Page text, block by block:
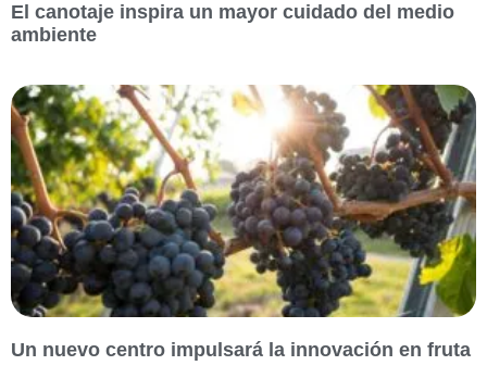
El canotaje inspira un mayor cuidado del medio
ambiente
Un nuevo centro impulsará la innovación en fruta